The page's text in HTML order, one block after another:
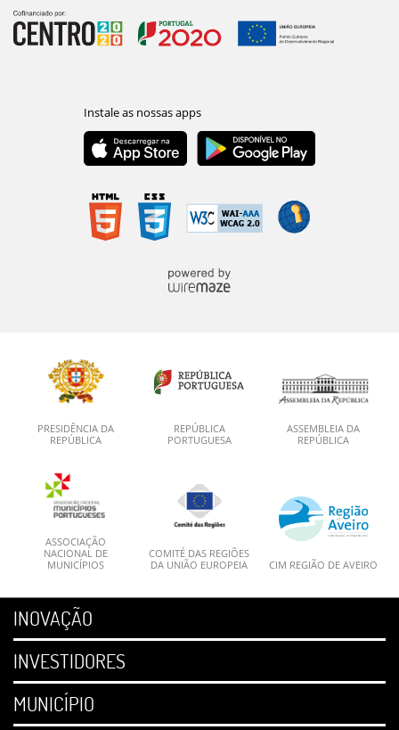
PRESIDÊNCIA DA
REPÚBLICA
REPÚBLICA
PORTUGUESA
ASSEMBLEIA DA
REPÚBLICA
ASSOCIAÇÃO
NACIONAL DE
MUNICÍPIOS
COMITÉ DAS REGIÕES
DA UNIÃO EUROPEIA
CIM REGIÃO DE AVEIRO
INOVAÇÃO
INVESTIDORES
MUNICÍPIO